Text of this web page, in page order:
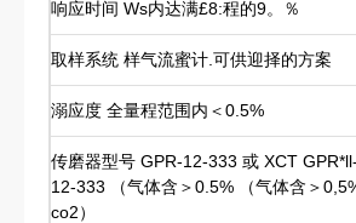
响应时间 Ws内达满£8:程的9。％
取样系统 样气流蜜计.可供迎择的方案
溺应度 全量程范围内＜0.5%
传磨器型号 GPR-12-333 或 XCT
12-333 （气体含＞0.5% （气体含＞
co2）